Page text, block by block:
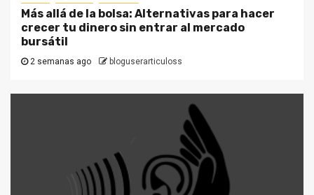
Más allá de la bolsa: Alternativas para hacer
crecer tu dinero sin entrar al mercado
bursátil
2 semanas ago bloguserarticuloss